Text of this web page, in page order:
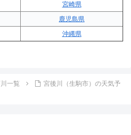
宮崎県
鹿児島県
沖縄県
一覧
宮後川（生駒市）の天気予